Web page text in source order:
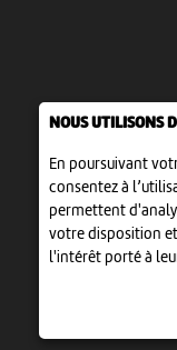
NOUS UTILISONS
En poursuivant
consentez à
permettent
votre disposition et
l'intérêt porté à